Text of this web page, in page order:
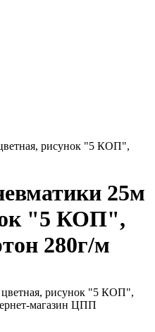
рисунок "5 КОП",
25м
"5 КОП",
280г/м